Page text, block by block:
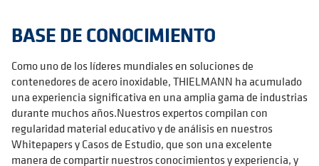
BASE DE CONOCIMIENTO
Como uno de los líderes mundiales en soluciones de
contenedores de acero inoxidable, THIELMANN ha acumulado
una experiencia significativa en una amplia gama de industrias
durante muchos años.Nuestros expertos compilan con
regularidad material educativo y de análisis en nuestros
Whitepapers y Casos de Estudio, que son una excelente
manera de compartir nuestros conocimientos y experiencia, y